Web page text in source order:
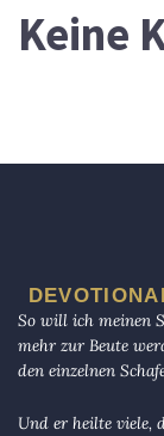
Keine
So will ich meinen
mehr zur Beute
den einzelnen
Und er heilte viele,